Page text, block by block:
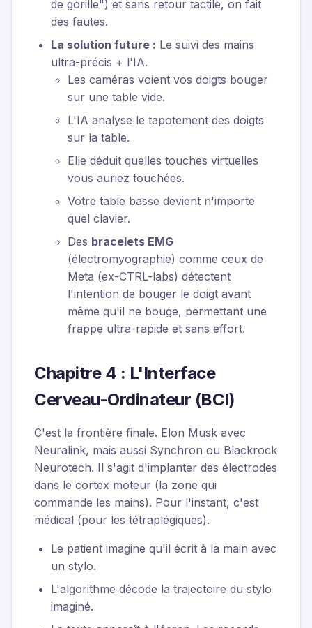
de gorille") et sans retour tactile, on fait
des fautes.
La solution future : Le suivi des mains
ultra-précis + l'IA.
Les caméras voient vos doigts bouger
sur une table vide.
L'IA analyse le tapotement des doigts
sur la table.
Elle déduit quelles touches virtuelles
vous auriez touchées.
Votre table basse devient n'importe
quel clavier.
Des bracelets EMG
(électromyographie) comme ceux de
Meta (ex-CTRL-labs) détectent
l'intention de bouger le doigt avant
même qu'il ne bouge, permettant une
frappe ultra-rapide et sans effort.
Chapitre 4 : L'Interface
Cerveau-Ordinateur (BCI)
C'est la frontière finale. Elon Musk avec
Neuralink, mais aussi Synchron ou Blackrock
Neurotech. Il s'agit d'implanter des électrodes
dans le cortex moteur (la zone qui
commande les mains). Pour l'instant, c'est
médical (pour les tétraplégiques).
Le patient imagine qu'il écrit à la main avec
un stylo.
L'algorithme décode la trajectoire du stylo
imaginé.